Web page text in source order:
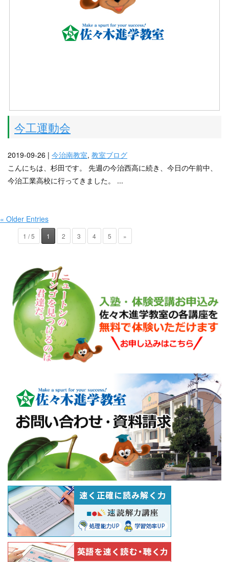
今工運動会
2019-09-26 | 今治南教室, 教室ブログ
こんにちは、杉田です。 先週の今治西高に続き、今日の午前中、
今治工業高校に行ってきました。 ...
« Older Entries
1 / 5 1 2 3 4 5 »